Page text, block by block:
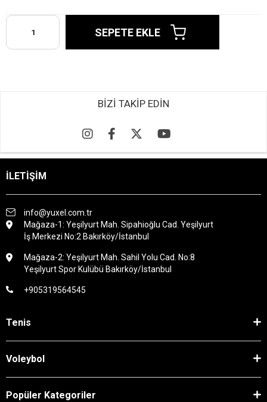
BİZİ TAKİP EDİN
İLETİŞİM
info@yuxel.com.tr
Mağaza-1: Yeşilyurt Mah. Sipahioğlu Cad. Yeşilyurt
İş Merkezi No:2 Bakırköy/İstanbul
Mağaza-2: Yeşilyurt Mah. Sahil Yolu Cad. No:8
Yeşilyurt Spor Kulübü Bakırköy/İstanbul
+905319564545
Tenis
Voleybol
Popüler Kategoriler